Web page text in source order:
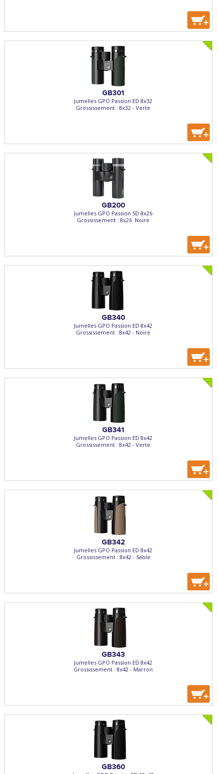
+
GB301
Jumelles GPO Passion ED 8x32
Grossissement : 8x32 - Verte
+
GB200
Jumelles GPO Passion SD 8x26
Grossissement : 8x26  Noire
+
GB340
Jumelles GPO Passion ED 8x42
Grossissement : 8x42 - Noire
+
GB341
Jumelles GPO Passion ED 8x42
Grossissement : 8x42 - Verte
+
GB342
Jumelles GPO Passion ED 8x42
Grossissement : 8x42 - Sable
+
GB343
Jumelles GPO Passion ED 8x42
Grossissement : 8x42 - Marron
+
GB360